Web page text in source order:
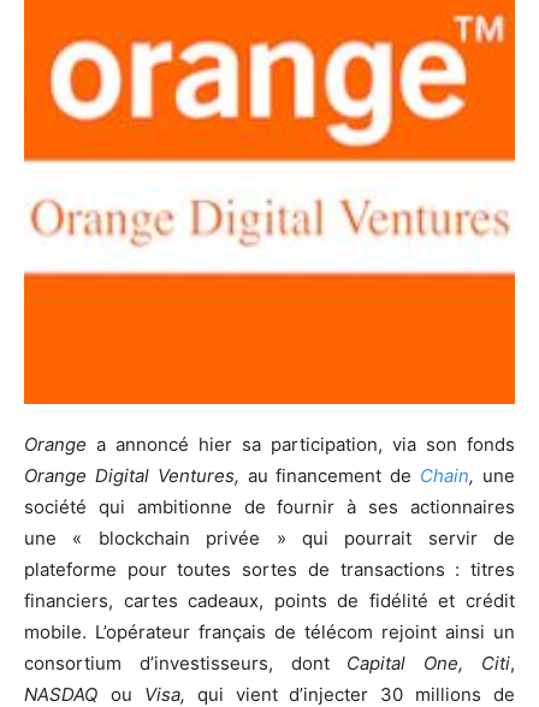
Orange a annoncé hier sa participation, via son fonds
Orange Digital Ventures, au financement de Chain, une
société qui ambitionne de fournir à ses actionnaires
une « blockchain privée » qui pourrait servir de
plateforme pour toutes sortes de transactions : titres
financiers, cartes cadeaux, points de fidélité et crédit
mobile. L’opérateur français de télécom rejoint ainsi un
consortium d’investisseurs, dont Capital One, Citi,
NASDAQ ou Visa, qui vient d’injecter 30 millions de